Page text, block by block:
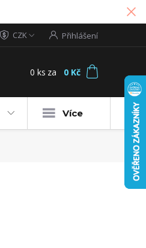
CZK Přihlášení
0 ks za 0 Kč
Více